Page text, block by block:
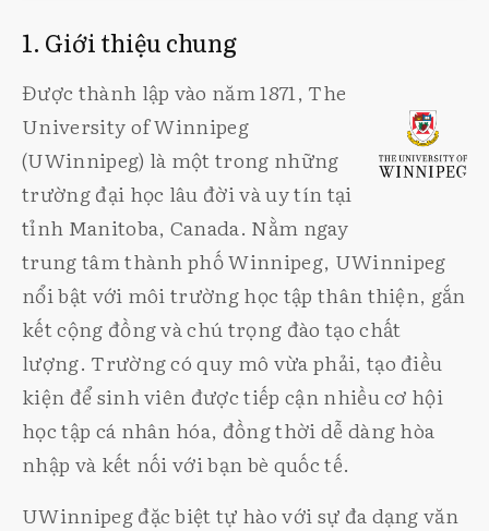
1. Giới thiệu chung
Được thành lập vào năm 1871, The
University of Winnipeg
(UWinnipeg) là một trong những
trường đại học lâu đời và uy tín tại
tỉnh Manitoba, Canada. Nằm ngay
trung tâm thành phố Winnipeg, UWinnipeg
nổi bật với môi trường học tập thân thiện, gắn
kết cộng đồng và chú trọng đào tạo chất
lượng. Trường có quy mô vừa phải, tạo điều
kiện để sinh viên được tiếp cận nhiều cơ hội
học tập cá nhân hóa, đồng thời dễ dàng hòa
nhập và kết nối với bạn bè quốc tế.
UWinnipeg đặc biệt tự hào với sự đa dạng văn